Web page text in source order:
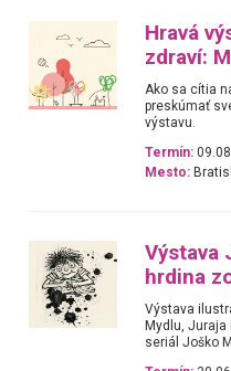
Hravá
zdraví:
Ako sa cítia
preskúmať
výstavu.
Termín:
Mesto:
Výstava
hrdina
Výstava
Mydlu, Juraja
seriál Joško